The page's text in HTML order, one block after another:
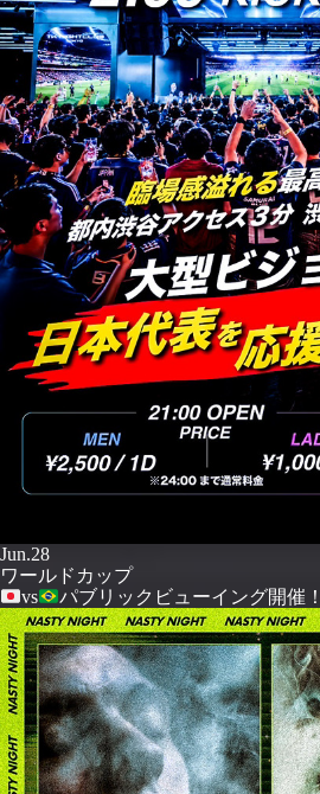
Jun.28
ワールドカップ
vs
パブリックビューイング開催！